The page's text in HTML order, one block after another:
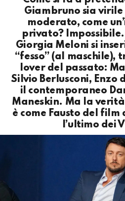
Giambruno sia
moderato, come
privato? Impossibile.
Giorgia Meloni si
“fesso” (al maschile),
lover del passato:
Silvio Berlusconi, Enzo
il contemporaneo
Maneskin. Ma la
è come Fausto del film
l’ultimo dei